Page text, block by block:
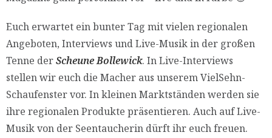
Euch erwartet ein bunter Tag mit vielen regionalen
Angeboten, Interviews und Live-Musik in der großen
Tenne derScheune Bollewick. In Live-Interviews
stellen wir euch die Macher aus unserem VielSehn-
Schaufenster vor. In kleinen Marktständen werden sie
ihre regionalen Produkte präsentieren. Auch auf Live-
Musik von der Seentaucherin dürft ihr euch freuen.